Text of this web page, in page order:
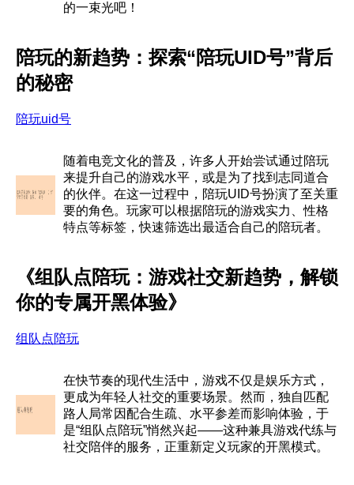
的一束光吧！
陪玩的新趋势：探索“陪玩UID号”背后
的秘密
陪玩uid号
随着电竞文化的普及，许多人开始尝试通过陪玩
来提升自己的游戏水平，或是为了找到志同道合
的伙伴。在这一过程中，陪玩UID号扮演了至关重
要的角色。玩家可以根据陪玩的游戏实力、性格
特点等标签，快速筛选出最适合自己的陪玩者。
《组队点陪玩：游戏社交新趋势，解锁
你的专属开黑体验》
组队点陪玩
在快节奏的现代生活中，游戏不仅是娱乐方式，
更成为年轻人社交的重要场景。然而，独自匹配
路人局常因配合生疏、水平参差而影响体验，于
是“组队点陪玩”悄然兴起——这种兼具游戏代练与
社交陪伴的服务，正重新定义玩家的开黑模式。